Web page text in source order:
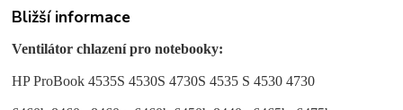
Bližší informace
Ventilátor chlazení pro notebooky:
HP ProBook 4535S 4530S 4730S4535 S 4530 4730